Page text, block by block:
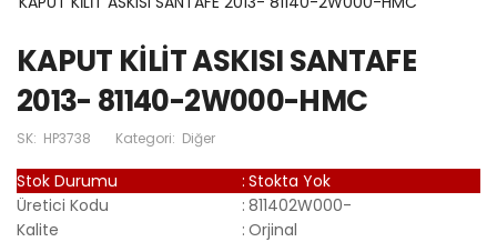
KAPUT KİLİT ASKISI SANTAFE
2013- 81140-2W000-HMC
SK: HP3738 Kategori: Diğer
Stok Durumu : Stokta Yok
Üretici Kodu
: 811402W000-
Kalite
: Orjinal